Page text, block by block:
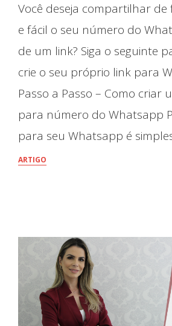
Você deseja compartilhar de
e fácil o seu número do
de um link? Siga o seguinte
crie o seu próprio link para
Passo a Passo – Como criar
para número do Whatsapp
para seu Whatsapp é
ARTIGO